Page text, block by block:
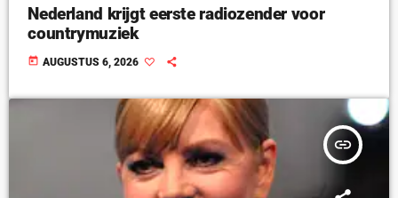
Nederland krijgt eerste radiozender voor
countrymuziek
today AUGUSTUS 6, 2026
insert_link